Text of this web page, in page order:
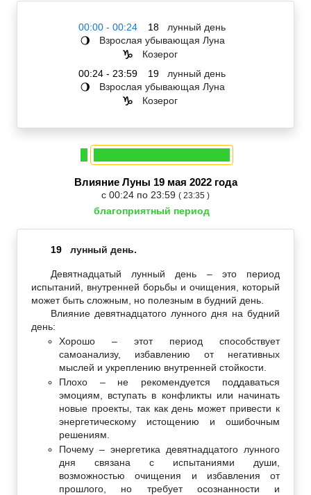
00:00 - 00:24 18 лунный день
🌖 Взрослая убывающая Луна
♑
Козерог
00:24 - 23:59
19 лунный день
🌖 Взрослая убывающая Луна
♑ Козерог
Влияние Луны 19 мая 2022 года
с 00:24 по 23:59 ( 23:35 )
благоприятный период
19 лунный день.
Девятнадцатый лунный день – это период
испытаний, внутренней борьбы и очищения, который
может быть сложным, но полезным в будний день.
Влияние девятнадцатого лунного дня на будний
день:
Хорошо – этот период способствует
самоанализу, избавлению от негативных
мыслей и укреплению внутренней стойкости.
Плохо – не рекомендуется поддаваться
эмоциям, вступать в конфликты или начинать
новые проекты, так как день может привести к
энергетическому истощению и ошибочным
решениям.
Почему – энергетика девятнадцатого лунного
дня связана с испытаниями души,
возможностью очищения и избавления от
прошлого, но требует осознанности и